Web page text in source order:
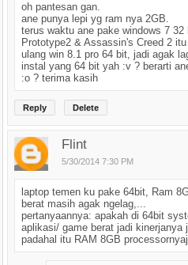
oh pantesan gan.
ane punya lepi yg ram nya 2GB.
terus waktu ane pake windows 7
Prototype2 & Assassin's Creed 2
ulang win 8.1 pro 64 bit, jadi agak
instal yang 64 bit yah :v ? berarti
:o ? terima kasih
Reply Delete
Flint
5/30/2014 7:30 PM
laptop temen ku pake 64bit, Ram
berat masih agak ngelag,...
pertanyaannya: apakah di 64bit
aplikasi/ game berat jadi kinerjanya
padahal itu RAM 8GB